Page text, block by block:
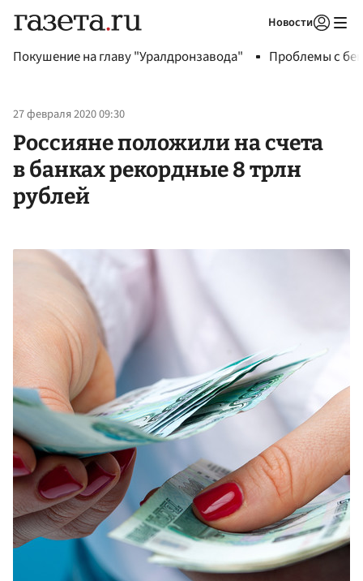
Новости
Покушение на главу "Уралдронзавода" Проблемы с
27 февраля 2020 09:30
Россияне положили на счета
в банках рекордные 8 трлн
рублей